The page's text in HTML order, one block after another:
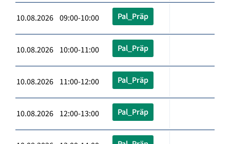
10.08.2026 09:00-10:00 Pal_Präp
10.08.2026 10:00-11:00 Pal_Präp
10.08.2026 11:00-12:00 Pal_Präp
10.08.2026 12:00-13:00 Pal_Präp